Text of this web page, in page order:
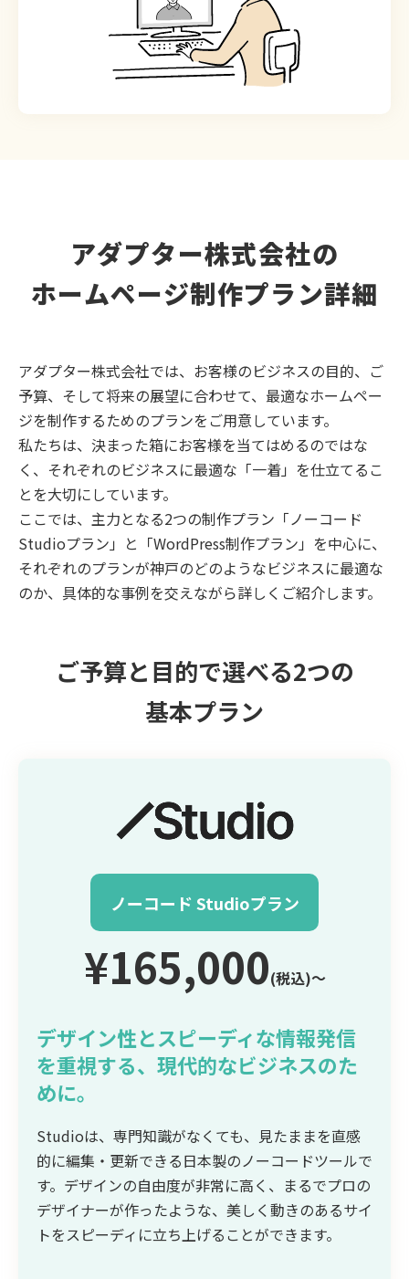
アダプター株式会社の
ホームページ制作プラン詳細
アダプター株式会社では、お客様のビジネスの目的、ご
予算、そして将来の展望に合わせて、最適なホームペー
ジを制作するためのプランをご用意しています。
私たちは、決まった箱にお客様を当てはめるのではな
く、それぞれのビジネスに最適な「一着」を仕立てるこ
とを大切にしています。
ここでは、主力となる2つの制作プラン「ノーコード
Studioプラン」と「WordPress制作プラン」を中心に、
それぞれのプランが神戸のどのようなビジネスに最適な
のか、具体的な事例を交えながら詳しくご紹介します。
ご予算と目的で選べる2つの
基本プラン
ノーコード Studioプラン
¥165,000(税込)〜
デザイン性とスピーディな情報発信
を重視する、現代的なビジネスのた
めに。
Studioは、専門知識がなくても、見たままを直感
的に編集・更新できる日本製のノーコードツールで
す。デザインの自由度が非常に高く、まるでプロの
デザイナーが作ったような、美しく動きのあるサイ
トをスピーディに立ち上げることができます。